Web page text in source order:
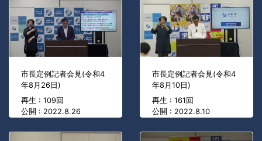
市長定例記者会見(令和4
年8月26日)
再生 : 109回
公開 : 2022.8.26
市長定例記者会見(令和4
年8月10日)
再生 : 161回
公開 : 2022.8.10